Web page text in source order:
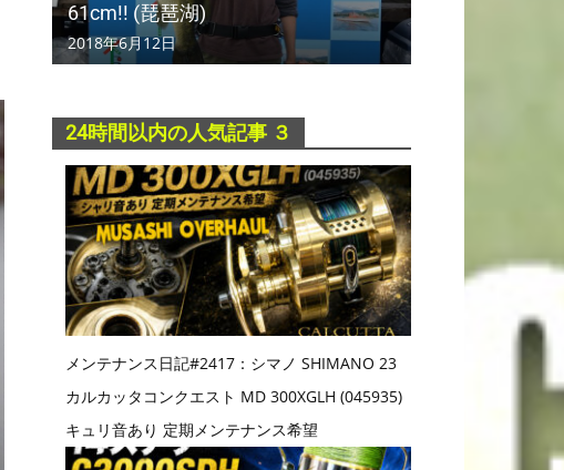
61cm!! (琵琶湖)
2018年6月12日
24時間以内の人気記事 ３
メンテナンス日記#2417：シマノ SHIMANO 23
カルカッタコンクエスト MD 300XGLH (045935)
キュリ音あり 定期メンテナンス希望